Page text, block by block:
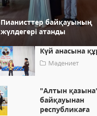
Пианисттер байқауының
жүлдегері атанды
Күй анасына
Мәдениет
"Алтын
байқауынан
республикаға